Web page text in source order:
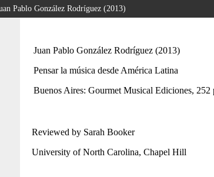
Pablo González Rodríguez (2013)